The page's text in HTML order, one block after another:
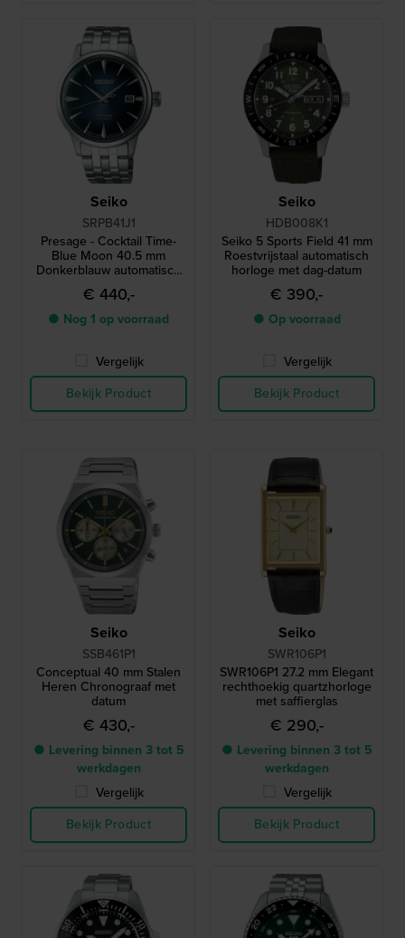
Seiko
SRPB41J1
Presage - Cocktail Time-
Blue Moon 40.5 mm
Donkerblauw automatisch
herenhorloge met stalen
band
€ 440,-
● Nog 1 op voorraad
Vergelijk
Bekijk Product
Seiko
HDB008K1
Seiko 5 Sports Field 41 mm
Roestvrijstaal automatisch
horloge met dag-datum
€ 390,-
● Op voorraad
Vergelijk
Bekijk Product
Seiko
SSB461P1
Conceptual 40 mm Stalen
Heren Chronograaf met
datum
€ 430,-
● Levering binnen 3 tot 5
werkdagen
Vergelijk
Bekijk Product
Seiko
SWR106P1
SWR106P1 27.2 mm Elegant
rechthoekig quartzhorloge
met saffierglas
€ 290,-
● Levering binnen 3 tot 5
werkdagen
Vergelijk
Bekijk Product